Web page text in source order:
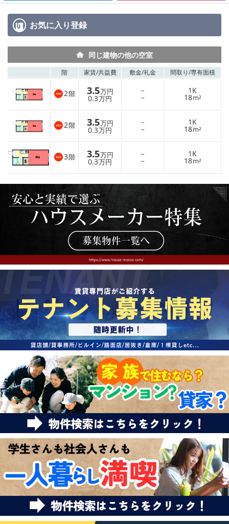
お気に入り登録
同じ建物の他の空室
階 家賃/共益費 敷金/礼金 間取り/専有面積
2階 3.5万円
0.3万円
－
－
1K
18m²
2階 3.5万円
0.3万円
－
－
1K
18m²
3階 3.5万円
0.3万円
－
－
1K
18m²